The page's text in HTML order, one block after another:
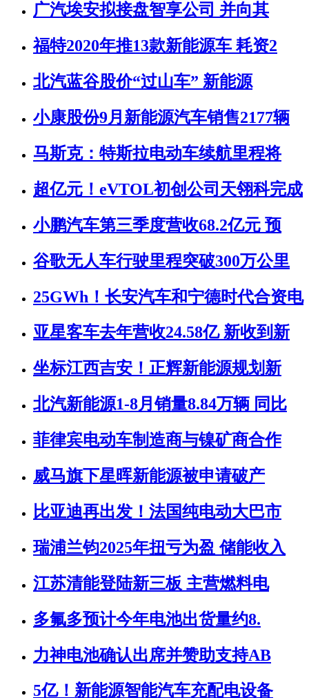
广汽埃安拟接盘智享公司 并向其
福特2020年推13款新能源车 耗资2
北汽蓝谷股价“过山车” 新能源
小康股份9月新能源汽车销售2177辆
马斯克：特斯拉电动车续航里程将
超亿元！eVTOL初创公司天翎科完成
小鹏汽车第三季度营收68.2亿元 预
谷歌无人车行驶里程突破300万公里
25GWh！长安汽车和宁德时代合资电
亚星客车去年营收24.58亿 新收到新
坐标江西吉安！正辉新能源规划新
北汽新能源1-8月销量8.84万辆 同比
菲律宾电动车制造商与镍矿商合作
威马旗下星晖新能源被申请破产
比亚迪再出发！法国纯电动大巴市
瑞浦兰钧2025年扭亏为盈 储能收入
江苏清能登陆新三板 主营燃料电
多氟多预计今年电池出货量约8.
力神电池确认出席并赞助支持AB
5亿！新能源智能汽车充配电设备